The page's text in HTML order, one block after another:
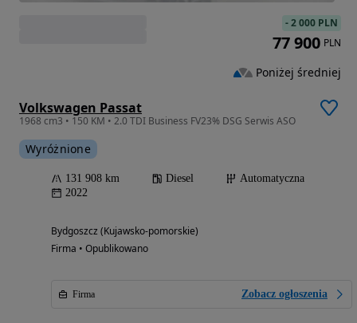
Volkswagen Passat
1968 cm3 • 150 KM • 2.0 TDI Business FV23% DSG Serwis ASO
Wyróżnione
131 908 km Diesel
Automatyczna
2022
Bydgoszcz (Kujawsko-pomorskie)
Firma • Opublikowano
Firma Zobacz ogłoszenia
-2 000 PLN
77 900 PLN
Poniżej średniej